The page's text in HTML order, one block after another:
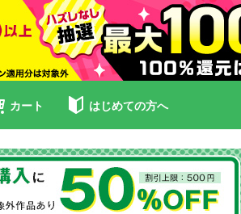
カート はじめての方へ